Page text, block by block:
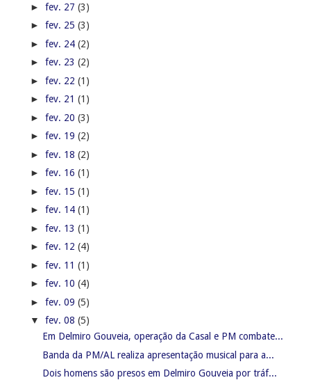
► fev. 27 (3)
► fev. 25 (3)
► fev. 24 (2)
► fev. 23 (2)
► fev. 22 (1)
► fev. 21 (1)
► fev. 20 (3)
► fev. 19 (2)
► fev. 18 (2)
► fev. 16 (1)
► fev. 15 (1)
► fev. 14 (1)
► fev. 13 (1)
► fev. 12 (4)
► fev. 11 (1)
► fev. 10 (4)
► fev. 09 (5)
▼ fev. 08 (5)
Em Delmiro Gouveia, operação da Casal e PM combate...
Banda da PM/AL realiza apresentação musical para a...
Dois homens são presos em Delmiro Gouveia por tráf...